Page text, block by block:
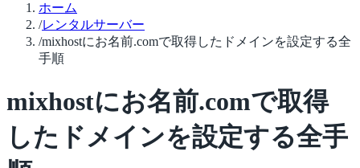
ホーム
/レンタルサーバー
/mixhostにお名前.comで取得したドメインを設定する全
手順
mixhostにお名前.comで取得
したドメインを設定する全手